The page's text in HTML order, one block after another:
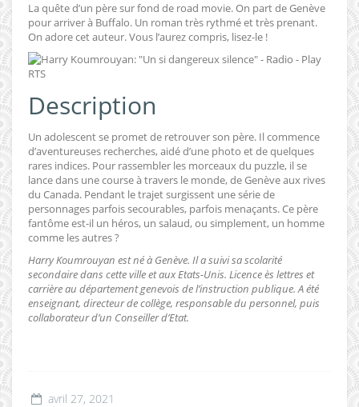
La quête d’un père sur fond de road movie. On part de Genève
pour arriver à Buffalo. Un roman très rythmé et très prenant.
On adore cet auteur. Vous l’aurez compris, lisez-le !
Description
Un adolescent se promet de retrouver son père. Il commence
d’aventureuses recherches, aidé d’une photo et de quelques
rares indices. Pour rassembler les morceaux du puzzle, il se
lance dans une course à travers le monde, de Genève aux rives
du Canada. Pendant le trajet surgissent une série de
personnages parfois secourables, parfois menaçants. Ce père
fantôme est-il un héros, un salaud, ou simplement, un homme
comme les autres ?
Harry Koumrouyan est né à Genève. Il a suivi sa scolarité
secondaire dans cette ville et aux Etats-Unis. Licence ès lettres et
carrière au département genevois de l’instruction publique. A été
enseignant, directeur de collège, responsable du personnel, puis
collaborateur d’un Conseiller d’Etat.
avril 27, 2021